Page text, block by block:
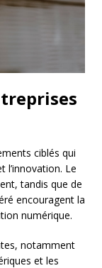
ciblés qui
l’innovation. Le
tandis que de
encouragent la
numérique.
notamment
et les